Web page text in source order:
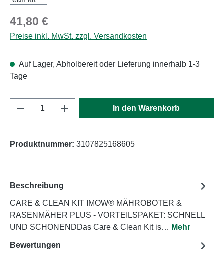
Regulärer Preis:
41,80 €
Preise inkl. MwSt. zzgl. Versandkosten
Auf Lager, Abholbereit oder Lieferung innerhalb 1-3
Tage
Produkt Anzahl: Gib den gewünschten
In den Warenkorb
Produktnummer: 3107825168605
Beschreibung
CARE & CLEAN KIT IMOW® MÄHROBOTER &
RASENMÄHER PLUS - VORTEILSPAKET: SCHNELL
UND SCHONENDDas Care & Clean Kit is… Mehr
Bewertungen